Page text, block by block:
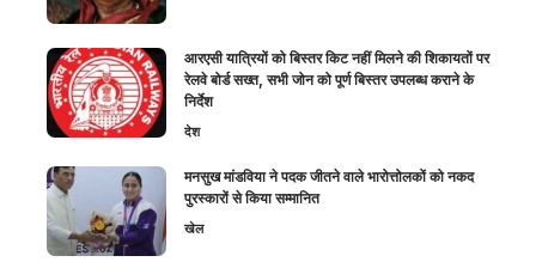
आरएसी यात्रियों को बिस्तर किट नहीं मिलने की शिकायतों पर
रेलवे बोर्ड सख्त, सभी जोन को पूर्ण बिस्तर उपलब्ध कराने के
निर्देश
देश
मनसुख मांडविया ने पदक जीतने वाले भारोत्तोलकों को नकद
पुरस्कारों से किया सम्मानित
खेल